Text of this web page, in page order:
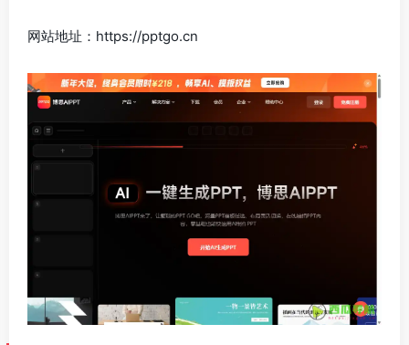
网站地址：https://pptgo.cn